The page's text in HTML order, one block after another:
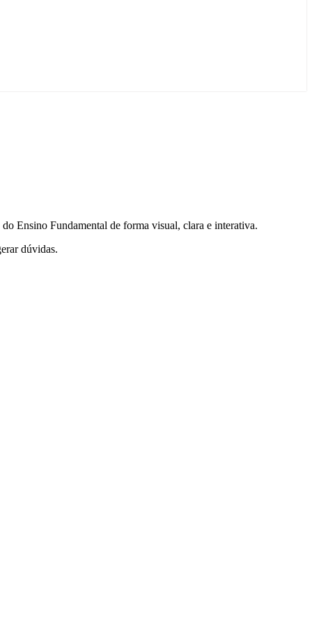
Ensino Fundamental de forma visual, clara e interativa.
dúvidas.